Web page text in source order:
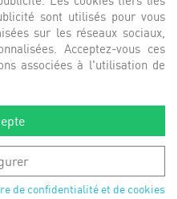
sont utilisés pour vous
sur les réseaux sociaux,
Acceptez-vous ces
associées à l'utilisation de
de confidentialité et de cookies